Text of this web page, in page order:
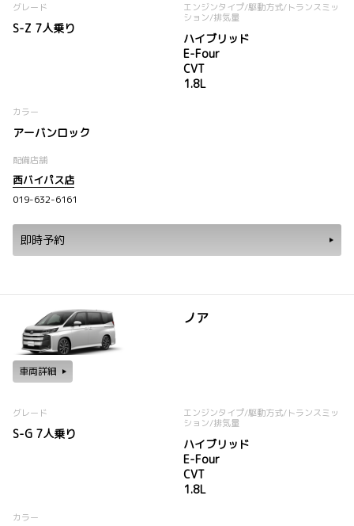
グレード
S-Z 7人乗り
エンジンタイプ/駆動方式/トランスミッ
ション/排気量
ハイブリッド
E-Four
CVT
1.8L
カラー
アーバンロック
配備店舗
西バイパス店
019-632-6161
即時予約
ノア
車両詳細
グレード
S-G 7人乗り
エンジンタイプ/駆動方式/トランスミッ
ション/排気量
ハイブリッド
E-Four
CVT
1.8L
カラー